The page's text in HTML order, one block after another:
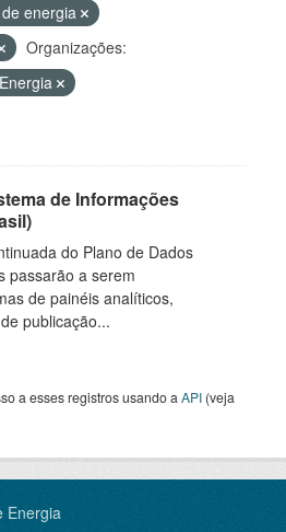
energia
Organizações:
de Informações
do Plano de Dados
passarão a serem
de painéis analíticos,
publicação...
a esses registros usando a API (veja
Energia